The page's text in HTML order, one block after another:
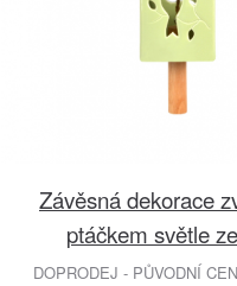
Závěsná dekorace
ptáčkem světle
DOPRODEJ - PŮVODNÍ